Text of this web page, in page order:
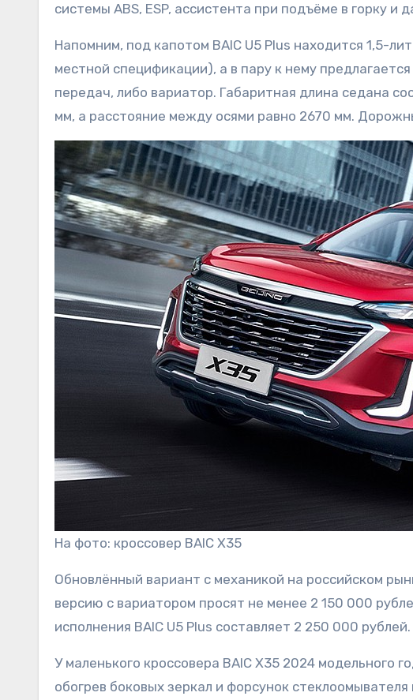
системы ABS, ESP, ассистента при подъёме в горку и
Напомним, под капотом BAIC U5 Plus находится 1,5-
местной спецификации), а в пару к нему
передач, либо вариатор. Габаритная длина седана
мм, а расстояние между осями равно 2670 мм.
На фото: кроссовер BAIC X35
Обновлённый вариант с механикой на российском
версию с вариатором просят не менее 2 150 000
исполнения BAIC U5 Plus составляет 2 250 000 рублей.
У маленького кроссовера BAIC X35 2024 модельного
обогрев боковых зеркал и форсунок